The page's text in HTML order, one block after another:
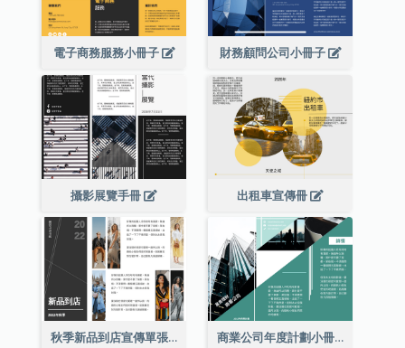
電子商務服務小冊子 財務顧問公司小冊子
攝影展覽手冊 出租車宣傳冊
秋季新品到店宣傳單張(附圖) 商業公司年度計劃小冊子